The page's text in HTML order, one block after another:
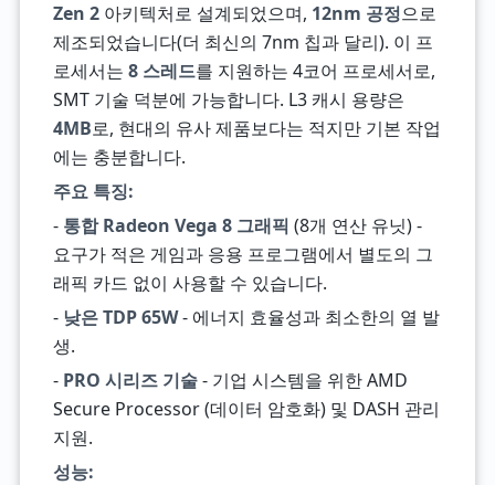
Zen 2아키텍처로 설계되었으며, 12nm 공정으로
제조되었습니다(더 최신의 7nm 칩과 달리). 이 프
로세서는 8 스레드를 지원하는 4코어 프로세서로,
SMT 기술 덕분에 가능합니다. L3 캐시 용량은
4MB로, 현대의 유사 제품보다는 적지만 기본 작업
에는 충분합니다.
주요 특징:
- 통합 Radeon Vega 8 그래픽 (8개 연산 유닛) -
요구가 적은 게임과 응용 프로그램에서 별도의 그
래픽 카드 없이 사용할 수 있습니다.
- 낮은 TDP 65W- 에너지 효율성과 최소한의 열 발
생.
- PRO 시리즈 기술- 기업 시스템을 위한 AMD
Secure Processor (데이터 암호화) 및 DASH 관리
지원.
성능: